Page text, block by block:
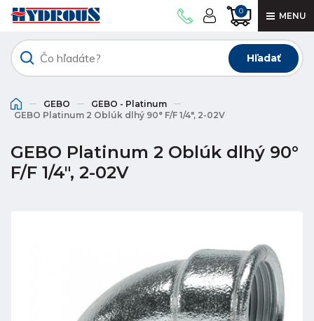
0 MENU
Hľadať
GEBO
GEBO - Platinum
GEBO Platinum 2 Oblúk dlhý 90° F/F 1/4", 2-02V
GEBO Platinum 2 Oblúk dlhý 90°
F/F 1/4", 2-02V